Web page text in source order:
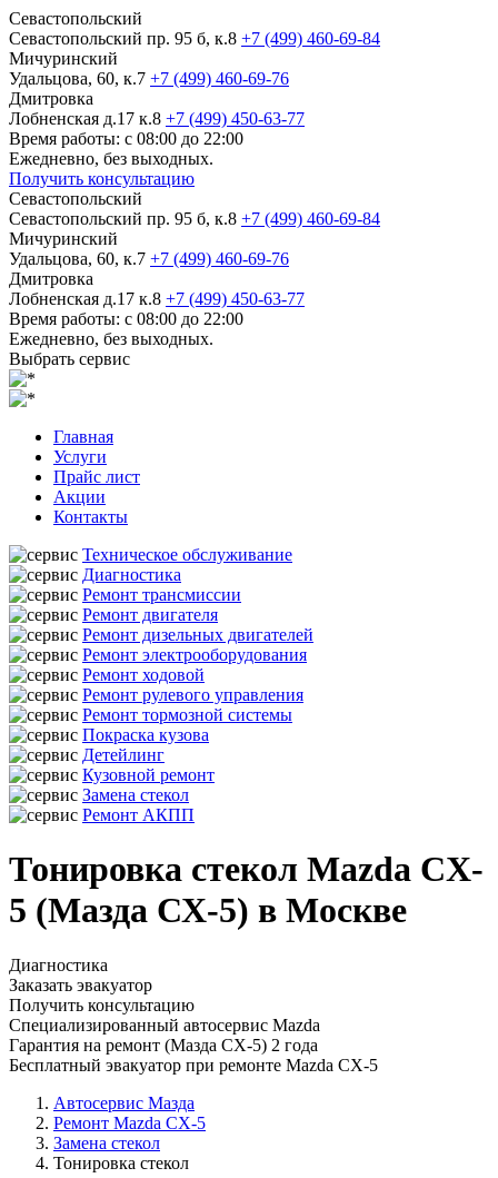
Севастопольский
Севастопольский пр. 95 б, к.8 +7 (499) 460-69-84
Мичуринский
Удальцова, 60, к.7 +7 (499) 460-69-76
Дмитровка
Лобненская д.17 к.8 +7 (499) 450-63-77
Время работы: с 08:00 до 22:00
Ежедневно, без выходных.
Получить консультацию
Севастопольский
Севастопольский пр. 95 б, к.8 +7 (499) 460-69-84
Мичуринский
Удальцова, 60, к.7 +7 (499) 460-69-76
Дмитровка
Лобненская д.17 к.8 +7 (499) 450-63-77
Время работы: с 08:00 до 22:00
Ежедневно, без выходных.
Выбрать сервис
Главная
Услуги
Прайс лист
Акции
Контакты
Техническое обслуживание
Диагностика
Ремонт трансмиссии
Ремонт двигателя
Ремонт дизельных двигателей
Ремонт электрооборудования
Ремонт ходовой
Ремонт рулевого управления
Ремонт тормозной системы
Покраска кузова
Детейлинг
Кузовной ремонт
Замена стекол
Ремонт АКПП
Тонировка стекол Mazda CX-
5 (Мазда СХ-5) в Москве
Диагностика
Заказать эвакуатор
Получить консультацию
Специализированный автосервис Mazda
Гарантия на ремонт (Мазда СХ-5) 2 года
Бесплатный эвакуатор при ремонте Mazda CX-5
Автосервис Мазда
Ремонт Mazda CX-5
Замена стекол
Тонировка стекол